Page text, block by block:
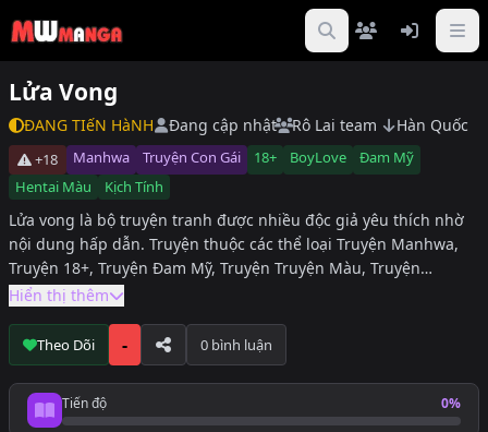
Lửa Vong
ĐANG TIếN HàNH Đang cập nhật Rô Lai team Hàn Quốc
+18 Manhwa Truyện Con Gái 18+ BoyLove
Đam Mỹ
Hentai Màu
Kịch Tính
Lửa vong là bộ truyện tranh được nhiều độc giả yêu thích nhờ
nội dung hấp dẫn. Truyện thuộc các thể loại Truyện Manhwa,
Truyện 18+, Truyện Đam Mỹ, Truyện Truyện Màu, Truyện
BoyLove, Truyện Kịch Tính, hiện đang được cập nhật đầy đủ tại
các chương mới nhất.
Hiển thị thêm
Theo Dõi - 0 bình luận
Tiến độ 0%